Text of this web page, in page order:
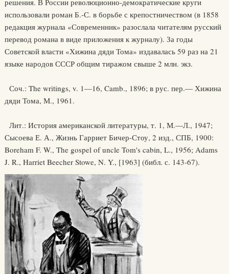
решения. В России революционно-демократические круги
использовали роман Б.-С. в борьбе с крепостничеством (в 1858
редакция журнала «Современник» разослала читателям русский
перевод романа в виде приложения к журналу). За годы
Советской власти «Хижина дяди Тома» издавалась 59 раз на 21
языке народов СССР общим тиражом свыше 2 млн. экз.
Соч.: The writings, v. 1—16, Camb., 1896; в рус. пер.— Хижина
дяди Тома, М., 1961.
Лит.: История американской литературы, т. 1, М.—Л., 1947;
Сысоева Е. А., Жизнь Гарриет Бичер-Стоу, 2 изд., СПБ, 1900:
Boreham F. W., The gospel of uncle Tom's cabin, L., 1956; Adams
J. R., Harriet Beecher Stowe, N. Y., [1963] (библ. с. 143-67).